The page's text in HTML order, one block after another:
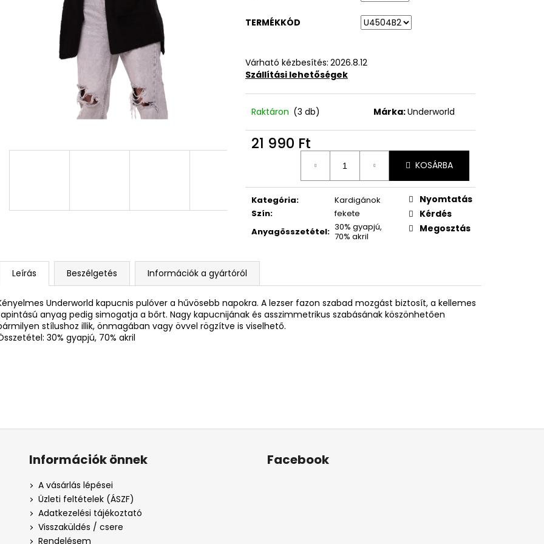
TERMÉKKÓD
Várható kézbesítés: 2026.8.12
Szállítási lehetőségek
Raktáron (3 db) Márka:Underworld
21 990 Ft
KOSÁRBA
Kategória:
Kardigánok
Szín:
fekete
Anyagösszetétel: 30% gyapjú,
70% akril
Nyomtatás
Kérdés
Megosztás
Leírás Beszélgetés Információk a gyártóról
Underworld kapucnis pulóver a hűvösebb napokra. A lezser fazon szabad mozgást biztosít, a kellemes
anyag pedig simogatja a bőrt. Nagy kapucnijának és asszimmetrikus szabásának köszönhetően
stílushoz illik, önmagában vagy övvel rögzítve is viselhető.
30% gyapjú, 70% akril
Információk önnek
A vásárlás lépései
Üzleti feltételek (ÁSZF)
Adatkezelési tájékoztató
Visszaküldés / csere
Rendelésem
Facebook